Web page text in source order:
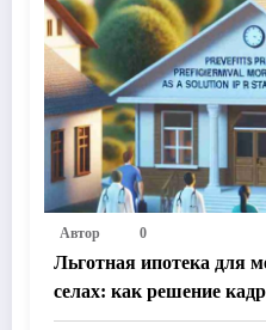
Автор 0
Льготная ипотека для
селах: как решение
улучшит жизнь в